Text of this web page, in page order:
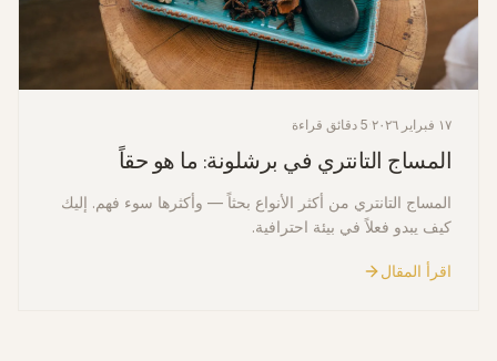
١٧ فبراير ٢٠٢٦ 5 دقائق قراءة
المساج التانتري في برشلونة: ما هو حقاً
المساج التانتري من أكثر الأنواع بحثاً — وأكثرها سوء فهم. إليك
كيف يبدو فعلاً في بيئة احترافية.
اقرأ المقال